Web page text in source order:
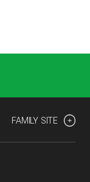
FAMILY SITE